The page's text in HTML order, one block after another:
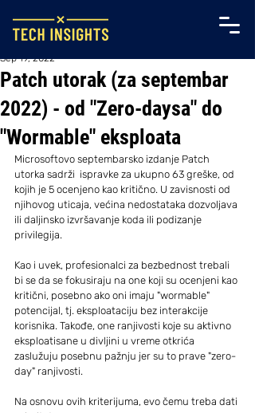
Patch utorak (za septembar
2022) - od "Zero-daysa" do
"Wormable" eksploata
Sep 19, 2022
Microsoftovo septembarsko izdanje Patch
utorka sadrži  ispravke za ukupno 63 greške, od
kojih je 5 ocenjeno kao kritično. U zavisnosti od
njihovog uticaja, većina nedostataka dozvoljava
ili daljinsko izvršavanje koda ili podizanje
privilegija.
Kao i uvek, profesionalci za bezbednost trebali
bi se da se fokusiraju na one koji su ocenjeni kao
kritični, posebno ako oni imaju "wormable"
potencijal, tj. eksploataciju bez interakcije
korisnika. Takođe, one ranjivosti koje su aktivno
eksploatisane u divljini u vreme otkrića
zaslužuju posebnu pažnju jer su to prave "zero-
day" ranjivosti.
Na osnovu ovih kriterijuma, evo čemu treba dati